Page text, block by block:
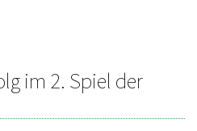
im 2. Spiel der